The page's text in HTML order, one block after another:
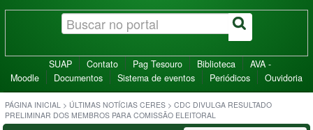
SUAP Contato Pag Tesouro Biblioteca
AVA -
Moodle
Documentos Sistema de eventos Periódicos Ouvidoria
PÁGINA INICIAL > ÚLTIMAS NOTÍCIAS CERES > CDC DIVULGA RESULTADO
PRELIMINAR DOS MEMBROS PARA COMISSÃO ELEITORAL